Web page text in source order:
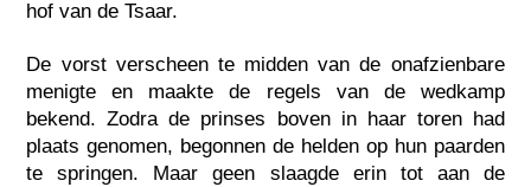
hof van de Tsaar.
De vorst verscheen te midden van de onafzienbare
menigte en maakte de regels van de wedkamp
bekend. Zodra de prinses boven in haar toren had
plaats genomen, begonnen de helden op hun paarden
te springen. Maar geen slaagde erin tot aan de